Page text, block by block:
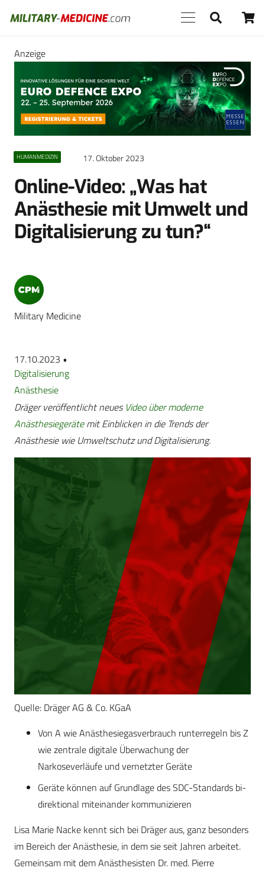
Anzeige
HUMANMEDIZIN 17. Oktober 2023
Online-Video: „Was hat
Anästhesie mit Umwelt und
Digitalisierung zu tun?“
Military Medicine
17.10.2023 •
Digitalisierung
Anästhesie
Dräger veröffentlicht neuesVideo über moderne
Anästhesiegerätemit Einblicken in die Trends der
Anästhesie wie Umweltschutz und Digitalisierung.
Quelle: Dräger AG & Co. KGaA
Von A wie Anästhesiegasverbrauch runterregeln bis Z
wie zentrale digitale Überwachung der
Narkoseverläufe und vernetzter Geräte
Geräte können auf Grundlage des SDC-Standards bi-
direktional miteinander kommunizieren
Lisa Marie Nacke kennt sich bei Dräger aus, ganz besonders
im Bereich der Anästhesie, in dem sie seit Jahren arbeitet.
Gemeinsam mit dem Anästhesisten Dr. med. Pierre